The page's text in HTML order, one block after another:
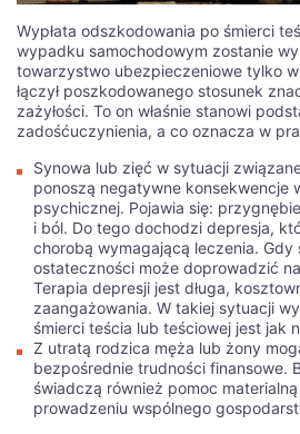
Каковы же эти секреты? Мы
стратегиях ставок, управлении
выгодных игровых автоматов и
как использовать математические
данных, чтобы принимать более
при игре в Izzi казино.
путешествию в мир азартных игр и
упустите возможность стать
обогатиться с Izzi казино!
Стратегии игры в Izzi
повысить свои шансы
Увеличение шансов на победу в Izzi
возможно благодаря
Это специальное зеркало
обходить блокировку и получать
возможностям казино. Благодаря
российские игроки могут
Wypłata odszkodowania po śmierci
wypadku samochodowym zostanie
towarzystwo ubezpieczeniowe tylko
łączył poszkodowanego stosunek
zażyłości. To on właśnie stanowi
zadośćuczynienia, a co oznacza w
Synowa lub zięć w sytuacji
ponoszą negatywne konsekwencje
psychicznej. Pojawia się:
i ból. Do tego dochodzi depresja,
chorobą wymagającą leczenia. Gdy
ostateczności może doprowadzić
Terapia depresji jest długa,
zaangażowania. W takiej sytuacji
śmierci teścia lub teściowej jest jak
Z utratą rodzica męża lub żony
bezpośrednie trudności finansowe.
świadczą również pomoc
prowadzeniu wspólnego